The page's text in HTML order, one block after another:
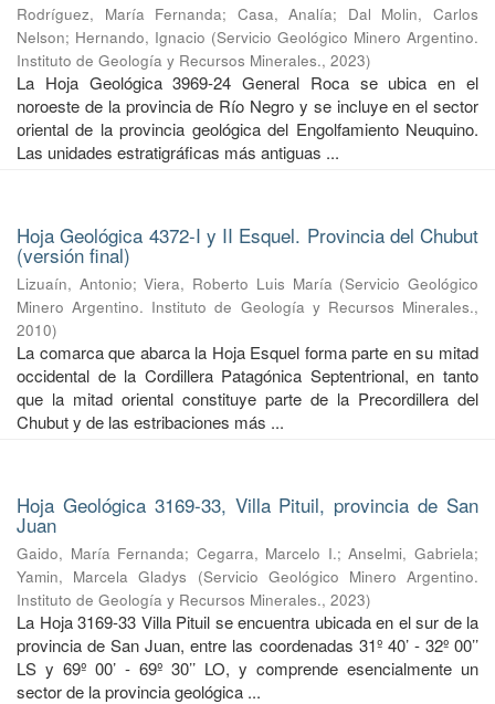
Rodríguez, María Fernanda; Casa, Analía; Dal Molin, Carlos
Nelson; Hernando, Ignacio (Servicio Geológico Minero Argentino.
Instituto de Geología y Recursos Minerales., 2023)
La Hoja Geológica 3969-24 General Roca se ubica en el
noroeste de la provincia de Río Negro y se incluye en el sector
oriental de la provincia geológica del Engolfamiento Neuquino.
Las unidades estratigráficas más antiguas ...
Hoja Geológica 4372-I y II Esquel. Provincia del Chubut
(versión final)
Lizuaín, Antonio;Viera, Roberto Luis María (Servicio Geológico
Minero Argentino. Instituto de Geología y Recursos Minerales.,
2010)
La comarca que abarca la Hoja Esquel forma parte en su mitad
occidental de la Cordillera Patagónica Septentrional, en tanto
que la mitad oriental constituye parte de la Precordillera del
Chubut y de las estribaciones más ...
Hoja Geológica 3169-33, Villa Pituil, provincia de San
Juan
Gaido, María Fernanda; Cegarra, Marcelo I.;Anselmi, Gabriela;
Yamin, Marcela Gladys
(Servicio Geológico Minero Argentino.
Instituto de Geología y Recursos Minerales., 2023)
La Hoja 3169-33 Villa Pituil se encuentra ubicada en el sur de la
provincia de San Juan, entre las coordenadas 31º 40’ - 32º 00’’
LS y 69º 00’ - 69º 30’’ LO, y comprende esencialmente un
sector de la provincia geológica ...